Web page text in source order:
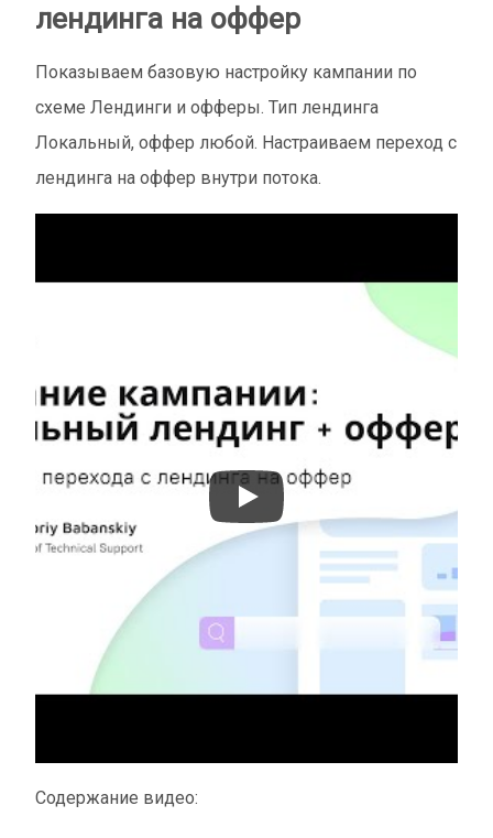
лендинга на оффер
Показываем базовую настройку кампании по
схеме Лендинги и офферы. Тип лендинга
Локальный, оффер любой. Настраиваем переход с
лендинга на оффер внутри потока.
Содержание видео: